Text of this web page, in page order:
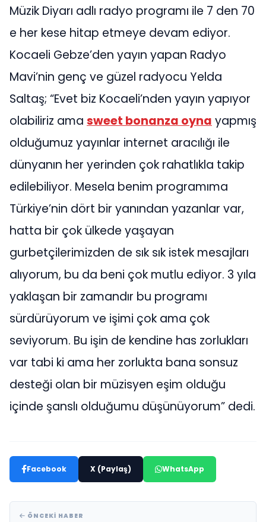
Müzik Diyarı adlı radyo programı ile 7 den 70
e her kese hitap etmeye devam ediyor.
Kocaeli Gebze’den yayın yapan Radyo
Mavi’nin genç ve güzel radyocu Yelda
Saltaş; “Evet biz Kocaeli’nden yayın yapıyor
olabiliriz ama sweet bonanza oyna yapmış
olduğumuz yayınlar internet aracılığı ile
dünyanın her yerinden çok rahatlıkla takip
edilebiliyor. Mesela benim programıma
Türkiye’nin dört bir yanından yazanlar var,
hatta bir çok ülkede yaşayan
gurbetçilerimizden de sık sık istek mesajları
alıyorum, bu da beni çok mutlu ediyor. 3 yıla
yaklaşan bir zamandır bu programı
sürdürüyorum ve işimi çok ama çok
seviyorum. Bu işin de kendine has zorlukları
var tabi ki ama her zorlukta bana sonsuz
desteği olan bir müzisyen eşim olduğu
içinde şanslı olduğumu düşünüyorum” dedi.
Facebook X (Paylaş) WhatsApp
ÖNCEKI HABER